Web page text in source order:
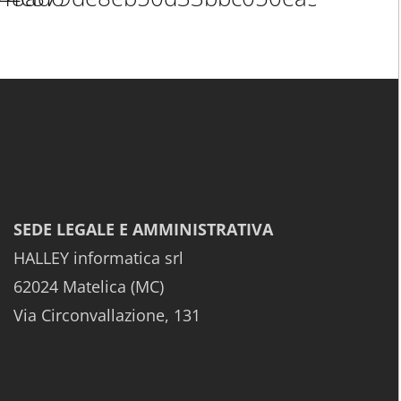
SEDE LEGALE E AMMINISTRATIVA
HALLEY informatica srl
62024 Matelica (MC)
Via Circonvallazione, 131